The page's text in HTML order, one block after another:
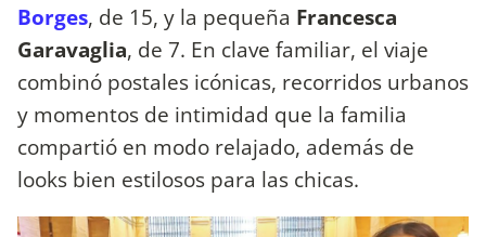
Borges, de 15, y la pequeña Francesca
Garavaglia, de 7. En clave familiar, el viaje
combinó postales icónicas, recorridos urbanos
y momentos de intimidad que la familia
compartió en modo relajado, además de
looks bien estilosos para las chicas.